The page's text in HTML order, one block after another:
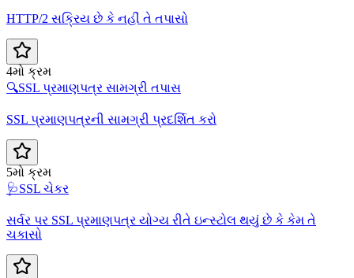
HTTP/2 સક્રિય છે કે નહીં તે તપાસો
4મો ક્રમ
🔍SSL પ્રમાણપત્ર સામગ્રી તપાસ
SSL પ્રમાણપત્રની સામગ્રી પ્રદર્શિત કરો
5મો ક્રમ
🩺SSL ચેકર
સર્વર પર SSL પ્રમાણપત્ર યોગ્ય રીતે ઇન્સ્ટોલ થયું છે કે કેમ તે
ચકાસો